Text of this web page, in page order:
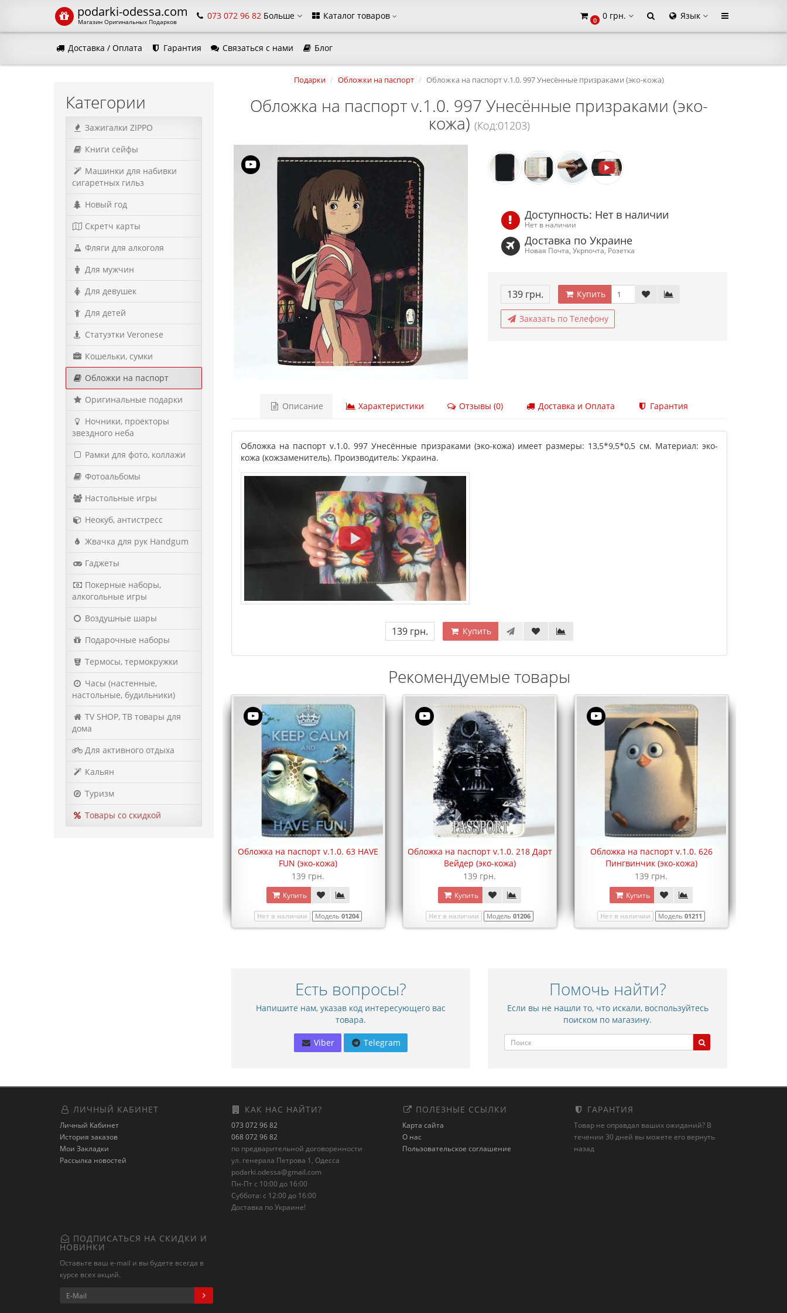
podarki-odessa.com
Магазин Оригинальных Подарков
073 072 96 82 Больше Каталог товаров 0 0 грн. Язык
Доставка / Оплата Гарантия Связаться с нами Блог
Категории
Зажигалки ZIPPO
Книги сейфы
Машинки для набивки
сигаретных гильз
Новый год
Скретч карты
Фляги для алкоголя
Для мужчин
Для девушек
Для детей
Статуэтки Veronese
Кошельки, сумки
Обложки на паспорт
Оригинальные подарки
Ночники, проекторы
звездного неба
Рамки для фото, коллажи
Фотоальбомы
Настольные игры
Неокуб, антистресс
Жвачка для рук Handgum
Гаджеты
Покерные наборы,
алкогольные игры
Воздушные шары
Подарочные наборы
Термосы, термокружки
Часы (настенные,
настольные, будильники)
TV SHOP, ТВ товары для
дома
Для активного отдыха
Кальян
Туризм
Товары со скидкой
Подарки Обложки на паспорт Обложка на паспорт v.1.0. 997 Унесённые призраками (эко-кожа)
Русский Українська
Обложка на паспорт v.1.0. 997 Унесённые призраками (эко-
кожа) (Код:01203)
Доступность: Нет в наличии
Нет в наличии
Доставка по Украине
Новая Почта, Укрпочта, Розетка
139 грн. Купить
Заказать по Телефону
Описание Характеристики Отзывы (0) Доставка и Оплата Гарантия
Обложка на паспорт v.1.0. 997 Унесённые призраками (эко-кожа) имеет размеры: 13,5*9,5*0,5 см. Материал: эко-
кожа (кожзаменитель). Производитель: Украина.
139 грн. Купить
Рекомендуемые товары
Обложка на паспорт v.1.0. 63 HAVE
FUN (эко-кожа)
139 грн.
Купить
Нет в наличии Модель 01204
Обложка на паспорт v.1.0. 218 Дарт
Вейдер (эко-кожа)
139 грн.
Купить
Нет в наличии Модель 01206
Обложка на паспорт v.1.0. 626
Пингвинчик (эко-кожа)
139 грн.
Купить
Нет в наличии Модель 01211
Есть вопросы?
Напишите нам, указав код интересующего вас
товара.
Viber Telegram
Помочь найти?
Если вы не нашли то, что искали, воспользуйтесь
поиском по магазину.
ЛИЧНЫЙ КАБИНЕТ
Личный Кабинет
История заказов
Мои Закладки
Рассылка новостей
КАК НАС НАЙТИ?
073 072 96 82
068 072 96 82
по предварительной договоренности
ул. генерала Петрова 1, Одесса
podarki.odessa@gmail.com
Пн-Пт с 10:00 до 16:00
Суббота: с 12:00 до 16:00
Доставка по Украине!
ПОЛЕЗНЫЕ ССЫЛКИ
Карта сайта
О нас
Пользовательское соглашение
ГАРАНТИЯ
Товар не оправдал ваших ожиданий? В
течении 30 дней вы можете его вернуть
назад
ПОДПИСАТЬСЯ НА СКИДКИ И
НОВИНКИ
Оставьте ваш e-mail и вы будете всегда в
курсе всех акций.